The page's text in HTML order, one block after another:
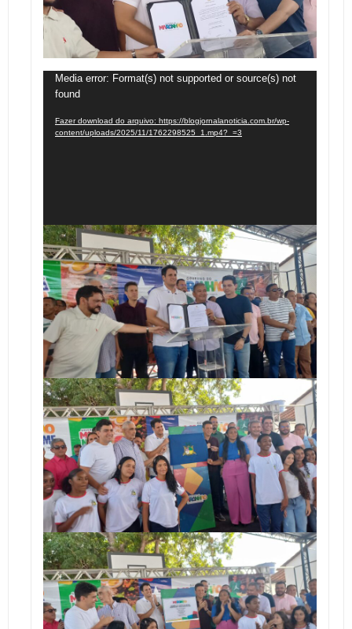
Tocador
de
vídeo
Media error: Format(s) not supported or source(s) not
found
Fazer download do arquivo: https://blogjornalanoticia.com.br/wp-
content/uploads/2025/11/1762298525_1.mp4?_=3